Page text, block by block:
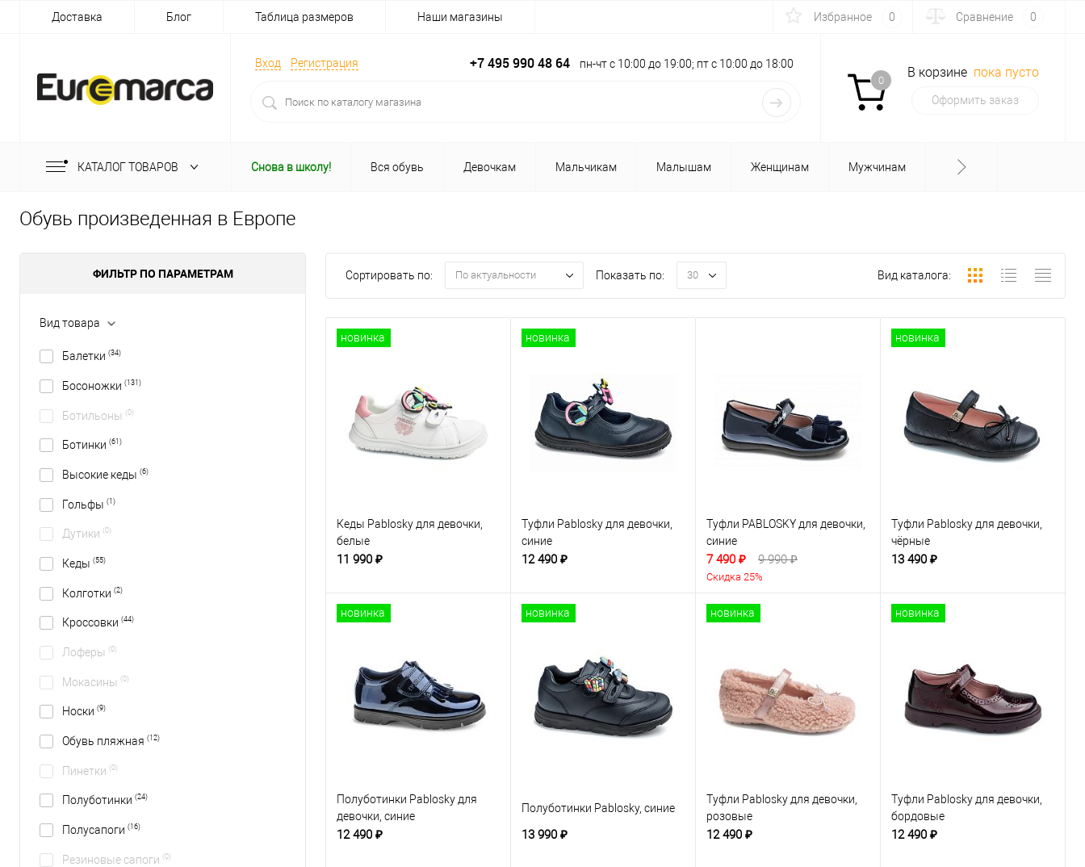
Доставка Блог Таблица размеров Наши магазины Избранное 0 Сравнение 0
Вход Регистрация +7 495 990 48 64 пн-чт с 10:00 до 19:00; пт с 10:00 до 18:00
0
В корзине пока пусто
Оформить заказ
КАТАЛОГ ТОВАРОВ Снова в школу! Вся обувь Девочкам Мальчикам Малышам Женщинам Мужчинам
Обувь произведенная в Европе
ФИЛЬТР ПО ПАРАМЕТРАМ
Вид товара
Балетки (34)
Босоножки (131)
Ботильоны (0)
Ботинки (61)
Высокие кеды (6)
Гольфы (1)
Дутики (0)
Кеды (55)
Колготки (2)
Кроссовки (44)
Лоферы (0)
Мокасины (0)
Носки (9)
Обувь пляжная (12)
Пинетки (0)
Полуботинки (24)
Полусапоги (16)
Резиновые сапоги (0)
Сортировать по: По актуальности Показать по: 30 Вид каталога:
новинка
Кеды Pablosky для девочки,
белые
11 990 ₽
новинка
Туфли Pablosky для девочки,
синие
12 490 ₽
Туфли PABLOSKY для девочки,
синие
7 490 ₽ 9 990 ₽
Скидка 25%
новинка
Туфли Pablosky для девочки,
чёрные
13 490 ₽
новинка
Полуботинки Pablosky для
девочки, синие
12 490 ₽
новинка
Полуботинки Pablosky, синие
13 990 ₽
новинка
Туфли Pablosky для девочки,
розовые
12 490 ₽
новинка
Туфли Pablosky для девочки,
бордовые
12 490 ₽